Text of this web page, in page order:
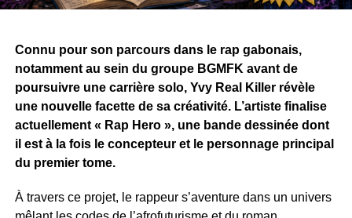
Connu pour son parcours dans le rap gabonais,
notamment au sein du groupe BGMFK avant de
poursuivre une carrière solo, Yvy Real Killer révèle
une nouvelle facette de sa créativité. L’artiste finalise
actuellement « Rap Hero », une bande dessinée dont
il est à la fois le concepteur et le personnage principal
du premier tome.
À travers ce projet, le rappeur s’aventure dans un univers